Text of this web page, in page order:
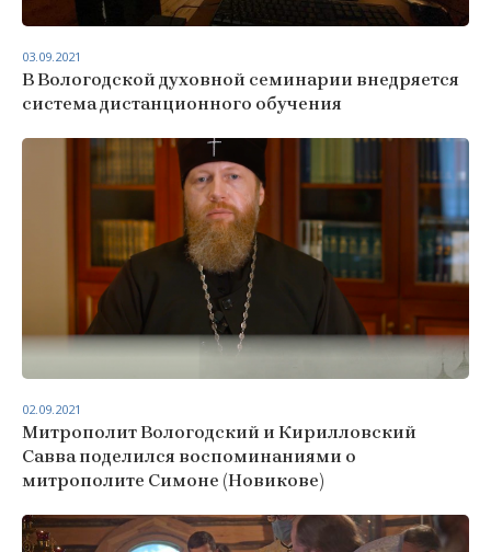
В Вологодской духовной семинарии внедряется
система дистанционного обучения
03.09.2021
Митрополит Вологодский и Кирилловский
Савва поделился воспоминаниями о
митрополите Симоне (Новикове)
02.09.2021